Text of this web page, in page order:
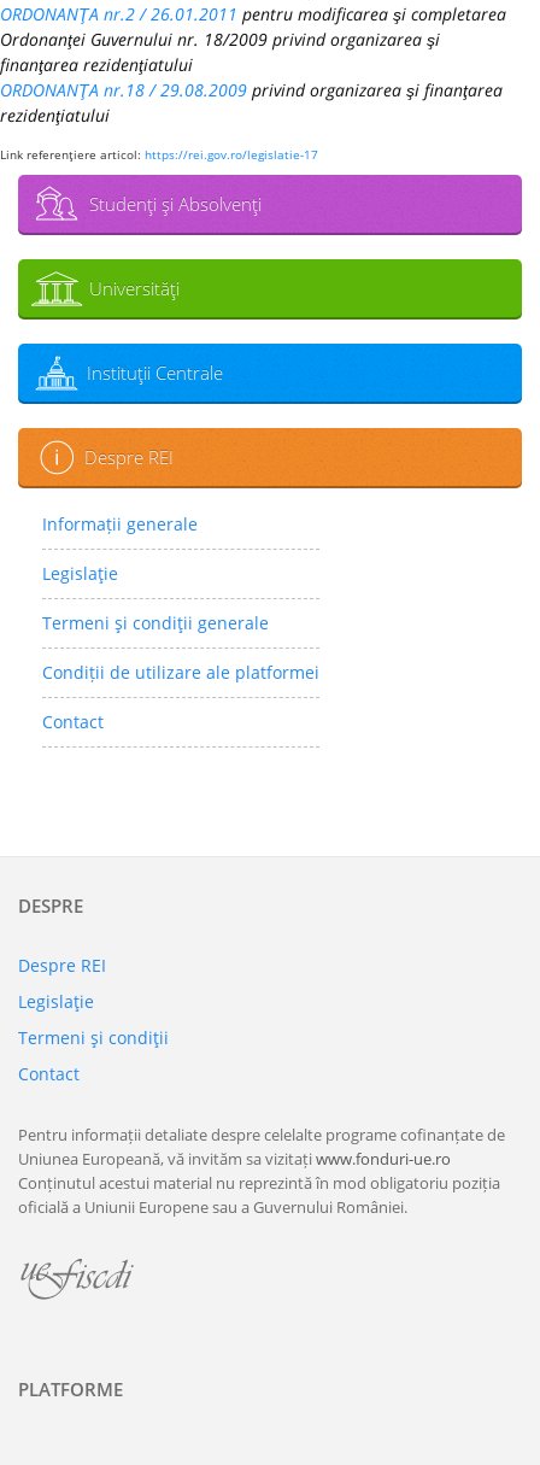
ORDONANŢA nr.2 / 26.01.2011 pentru modificarea şi completarea
Ordonanţei Guvernului nr. 18/2009 privind organizarea şi
finanţarea rezidenţiatului
ORDONANŢA nr.18 / 29.08.2009 privind organizarea şi finanţarea
rezidenţiatului
Link referenţiere articol: https://rei.gov.ro/legislatie-17
Studenţi şi Absolvenţi
Universităţi
Instituţii Centrale
Despre REI
Informații generale
Legislaţie
Termeni şi condiţii generale
Condiții de utilizare ale platformei
Contact
DESPRE
Despre REI
Legislaţie
Termeni şi condiţii
Contact
Pentru informații detaliate despre celelalte programe cofinanțate de
Uniunea Europeană, vă invităm sa vizitațiwww.fonduri-ue.ro
Conținutul acestui material nu reprezintă în mod obligatoriu poziția
oficială a Uniunii Europene sau a Guvernului României.
PLATFORME